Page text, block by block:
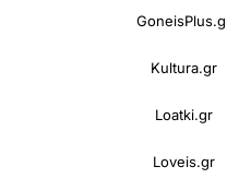
Kultura.gr
Loatki.gr
Loveis.gr